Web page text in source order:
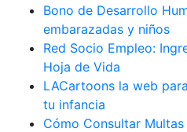
Bono de Desarrollo
embarazadas y niños
Red Socio Empleo:
Hoja de Vida
LACartoons la web
tu infancia
Cómo Consultar